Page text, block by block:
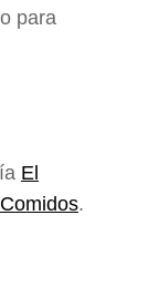
para
El
.